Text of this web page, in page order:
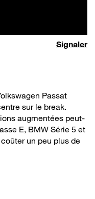
Signaler
Passat
sur le break.
augmentées peut-
E, BMW Série 5 et
un peu plus de